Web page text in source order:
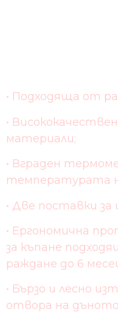
• Подходяща от
•
материали;
• Вграден
температурата
• Две поставки
• Ергономична
за къпане
раждане до 6
• Бързо и лесно
отвора на